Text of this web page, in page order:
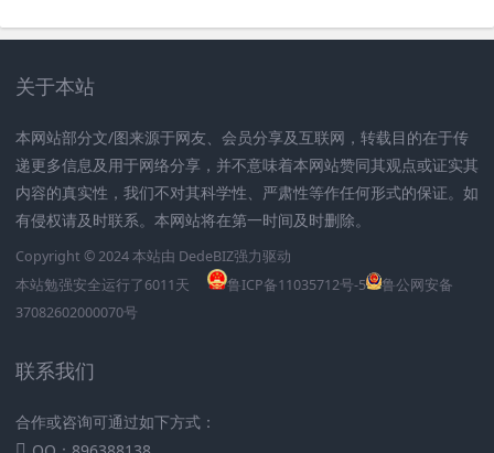
关于本站
本网站部分文/图来源于网友、会员分享及互联网，转载目的在于传
递更多信息及用于网络分享，并不意味着本网站赞同其观点或证实其
内容的真实性，我们不对其科学性、严肃性等作任何形式的保证。如
有侵权请及时联系。本网站将在第一时间及时删除。
Copyright © 2024 本站由 DedeBIZ强力驱动
本站勉强安全运行了6011天 鲁ICP备11035712号-5
鲁公网安备
37082602000070号
联系我们
合作或咨询可通过如下方式：